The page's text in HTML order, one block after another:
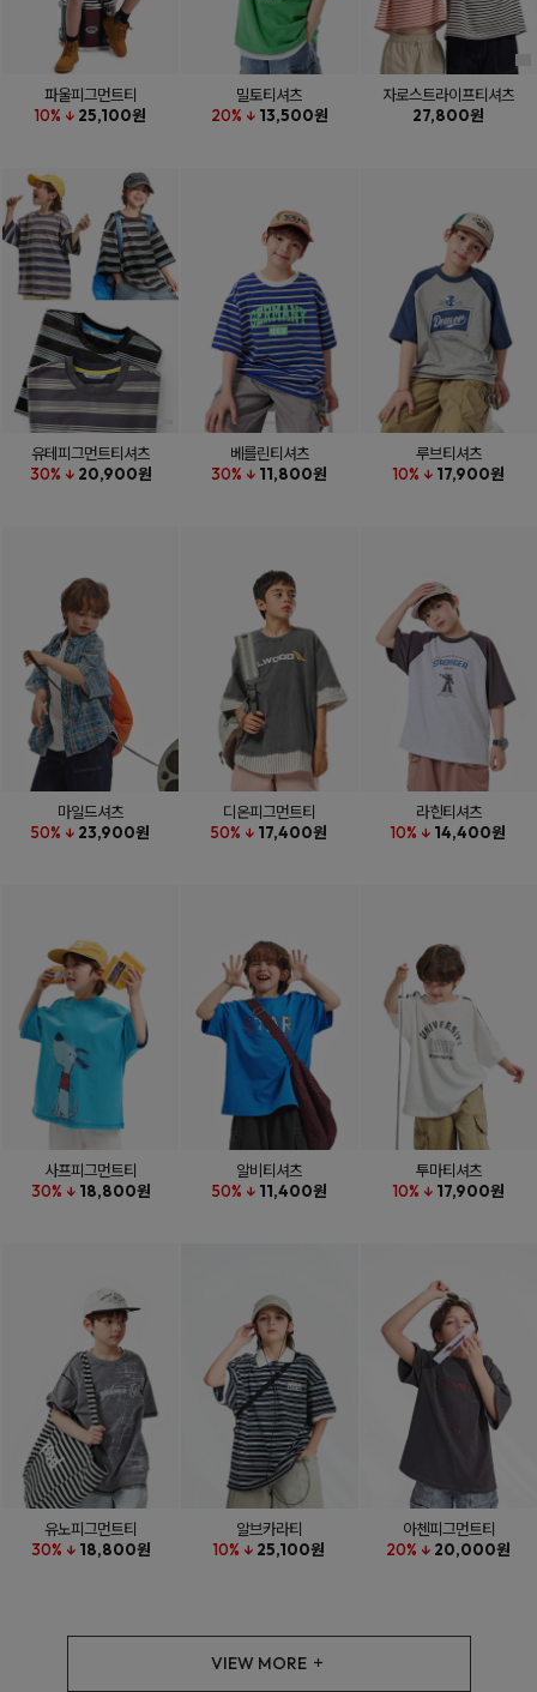
파울피그먼트티
10% ↓ 25,100원
밀토티셔츠
20% ↓ 13,500원
자로스트라이프티셔츠
27,800원
유테피그먼트티셔츠
30% ↓ 20,900원
베를린티셔츠
30% ↓ 11,800원
루브티셔츠
10% ↓ 17,900원
마일드셔츠
50% ↓ 23,900원
디온피그먼트티
50% ↓ 17,400원
라힌티셔츠
10% ↓ 14,400원
사프피그먼트티
30% ↓ 18,800원
알비티셔츠
50% ↓ 11,400원
투마티셔츠
10% ↓ 17,900원
유노피그먼트티
30% ↓ 18,800원
알브카라티
10% ↓ 25,100원
아첸피그먼트티
20% ↓ 20,000원
VIEW MORE